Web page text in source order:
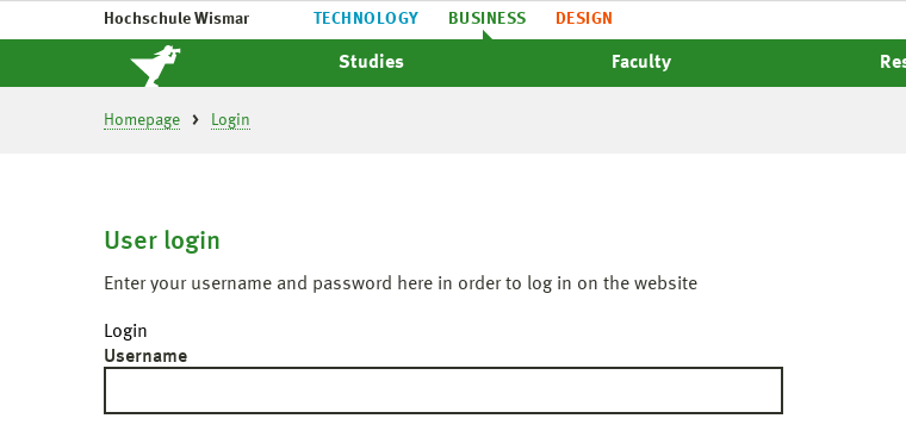
Hochschule Wismar TECHNOLOGY BUSINESS DESIGN
Studies Faculty
Homepage Login
User login
Enter your username and password here in order to log in on the website
Login
Username